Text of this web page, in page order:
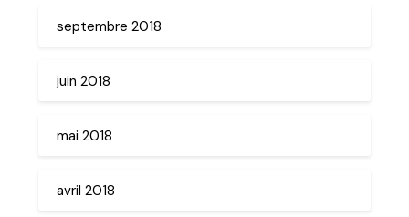
septembre 2018
juin 2018
mai 2018
avril 2018